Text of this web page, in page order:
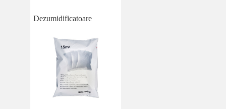
Dezumidificatoare